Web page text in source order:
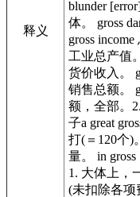
释义
blunder
体。 gross
gross
工业总产值
货价收入。
销售总额。
额，全部。
子a great
打(＝120个)
量。 in
1. 大体上，
(未扣除各项